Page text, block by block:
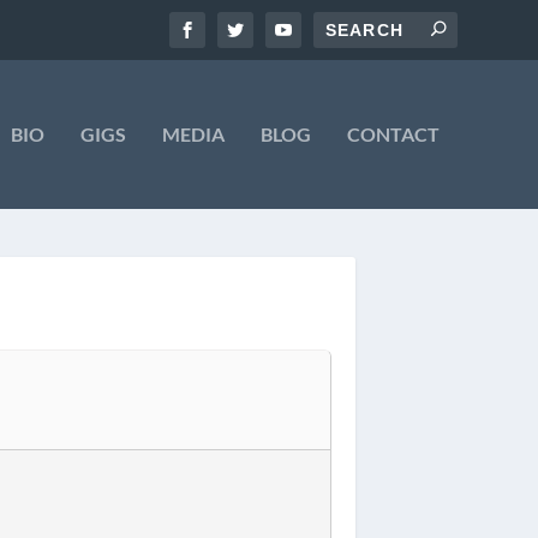
BIO GIGS MEDIA BLOG CONTACT